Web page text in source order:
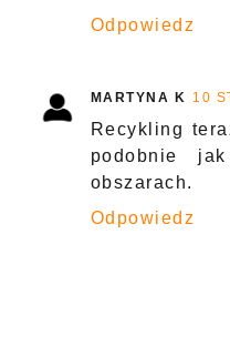
Odpowiedz
MARTYNA K 10
Recykling
podobnie
obszarach.
Odpowiedz